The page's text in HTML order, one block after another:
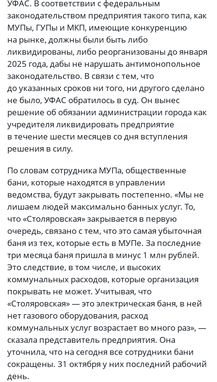
УФАС. В соответствии с федеральным
законодательством предприятия такого типа, как
МУПы, ГУПы и МКП, имеющие конкуренцию
на рынке, должны были быть либо
ликвидированы, либо реорганизованы до января
2025 года, дабы не нарушать антимонопольное
законодательство. В связи с тем, что
до указанных сроков ни того, ни другого сделано
не было, УФАС обратилось в суд. Он вынес
решение об обязании администрации города как
учредителя ликвидировать предприятие
в течение шести месяцев со дня вступления
решения в силу.
По словам сотрудника МУПа, общественные
бани, которые находятся в управлении
ведомства, будут закрывать постепенно. «Мы не
лишаем людей максимально банных услуг. То,
что «Столяровская» закрывается в первую
очередь, связано с тем, что это самая убыточная
баня из тех, которые есть в МУПе. За последние
три месяца баня пришла в минус 1 млн рублей.
Это следствие, в том числе, и высоких
коммунальных расходов, которые организация
покрывать не может. Учитывая, что
«Столяровская» — это электрическая баня, в ней
нет газового оборудования, расход
коммунальных услуг возрастает во много раз», —
сказала представитель предприятия. Она
уточнила, что на сегодня все сотрудники бани
сокращены. 31 октября у них последний рабочий
день.